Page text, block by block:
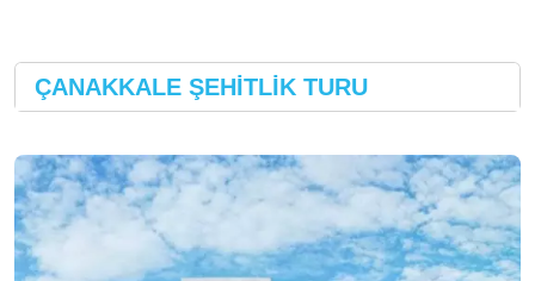
ÇANAKKALE ŞEHİTLİK TURU